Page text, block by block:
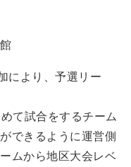
により、予選リー
て試合をするチーム
できるように運営側
ムから地区大会レベ